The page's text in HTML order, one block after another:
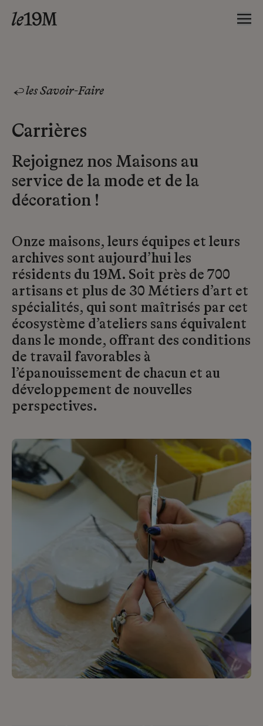
les Savoir-Faire
Carrières
Rejoignez nos Maisons au
service de la mode et de la
décoration !
Onze maisons, leurs équipes et leurs
archives sont aujourd’hui les
résidents du 19M. Soit près de 700
artisans et plus de 30 Métiers d’art et
spécialités, qui sont maîtrisés par cet
écosystème d’ateliers sans équivalent
dans le monde, offrant des conditions
de travail favorables à
l’épanouissement de chacun et au
développement de nouvelles
perspectives.